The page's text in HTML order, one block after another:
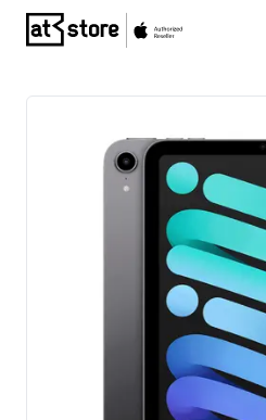
Posjetite početnu stranicu AT Store